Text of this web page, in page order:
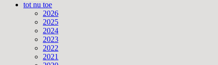
tot nu toe
2026
2025
2024
2023
2022
2021